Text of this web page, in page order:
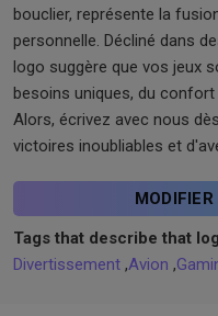
bouclier, représente la
personnelle. Décliné dans
logo suggère que vos jeux
besoins uniques, du
Alors, écrivez avec nous
victoires inoubliables et
Tags that describe that
Divertissement ,Avion ,